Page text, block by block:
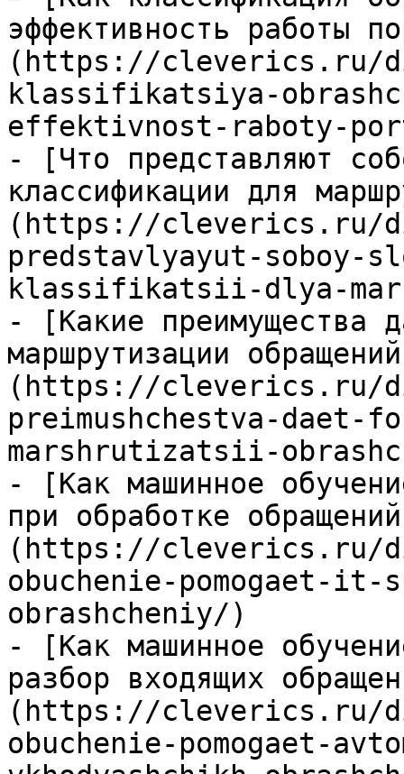
эффективность работы
(https://cleverics.ru/
klassifikatsiya-
effektivnost-raboty-
- [Что представляют
классификации для
(https://cleverics.ru/
predstavlyayut-soboy-
klassifikatsii-dlya-
- [Какие преимущества
маршрутизации
(https://cleverics.ru/
preimushchestva-daet-
marshrutizatsii-
- [Как машинное
при обработке
(https://cleverics.ru/
obuchenie-pomogaet-
obrashcheniy/)
- [Как машинное
разбор входящих
(https://cleverics.ru/
obuchenie-pomogaet-